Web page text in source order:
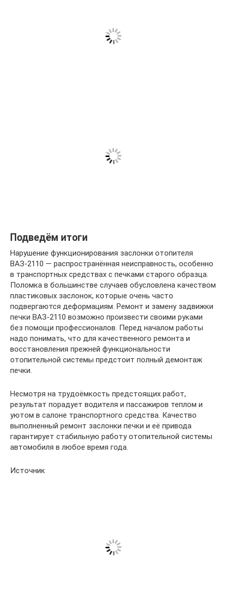
Подведём итоги
Нарушение функционирования заслонки отопителя
ВАЗ-2110 — распространённая неисправность, особенно
в транспортных средствах с печками старого образца.
Поломка в большинстве случаев обусловлена качеством
пластиковых заслонок, которые очень часто
подвергаются деформациям. Ремонт и замену задвижки
печки ВАЗ-2110 возможно произвести своими руками
без помощи профессионалов. Перед началом работы
надо понимать, что для качественного ремонта и
восстановления прежней функциональности
отопительной системы предстоит полный демонтаж
печки.
Несмотря на трудоёмкость предстоящих работ,
результат порадует водителя и пассажиров теплом и
уютом в салоне транспортного средства. Качество
выполненный ремонт заслонки печки и её привода
гарантирует стабильную работу отопительной системы
автомобиля в любое время года.
Источник